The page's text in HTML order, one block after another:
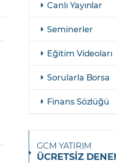
Canlı Yayınlar
Seminerler
Eğitim Videoları
Sorularla Borsa
Finans Sözlüğü
GCM YATIRIM
ÜCRETSİZ